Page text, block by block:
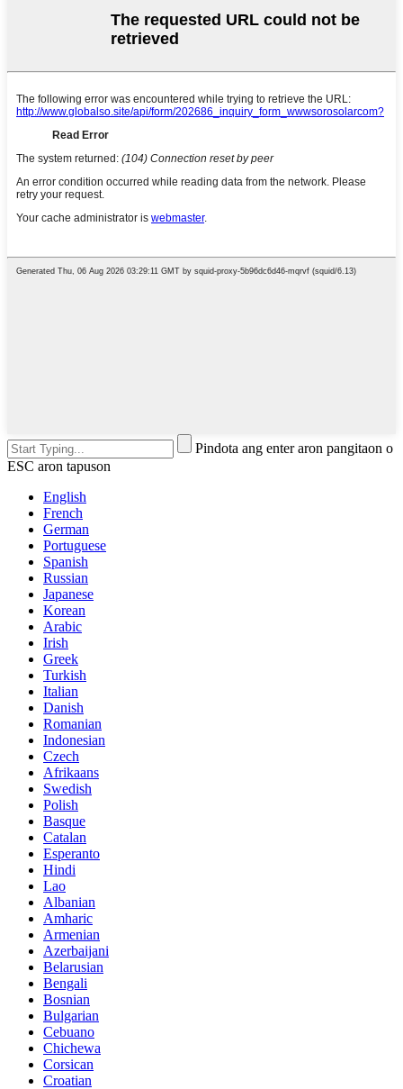
Pindota ang enter aron pangitaon o
ESC aron tapuson
English
French
German
Portuguese
Spanish
Russian
Japanese
Korean
Arabic
Irish
Greek
Turkish
Italian
Danish
Romanian
Indonesian
Czech
Afrikaans
Swedish
Polish
Basque
Catalan
Esperanto
Hindi
Lao
Albanian
Amharic
Armenian
Azerbaijani
Belarusian
Bengali
Bosnian
Bulgarian
Cebuano
Chichewa
Corsican
Croatian